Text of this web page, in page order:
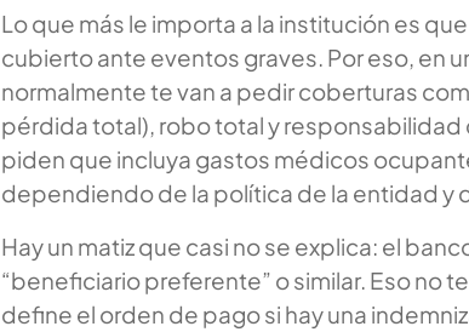
Lo que más le importa a la institución es
cubierto ante eventos graves. Por eso, en
normalmente te van a pedir coberturas
pérdida total), robo total y responsabilidad
piden que incluya gastos médicos
dependiendo de la política de la entidad y
Hay un matiz que casi no se explica: el
“beneficiario preferente” o similar. Eso no
define el orden de pago si hay una